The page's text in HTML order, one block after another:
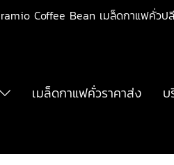
Coffee Bean เมล็ดกาแฟคั่ว
เมล็ดกาแฟคั่วราคาส่ง บ